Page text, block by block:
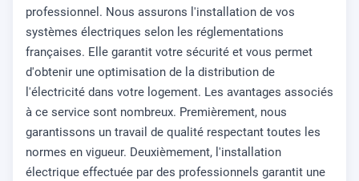
professionnel. Nous assurons l'installation de vos
systèmes électriques selon les réglementations
françaises. Elle garantit votre sécurité et vous permet
d'obtenir une optimisation de la distribution de
l'électricité dans votre logement. Les avantages associés
à ce service sont nombreux. Premièrement, nous
garantissons un travail de qualité respectant toutes les
normes en vigueur. Deuxièmement, l'installation
électrique effectuée par des professionnels garantit une